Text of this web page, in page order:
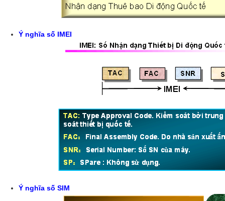
Ý nghĩa số IMEI
Ý nghĩa số SIM